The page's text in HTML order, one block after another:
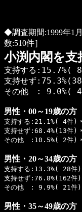
◆調査期間:1999年1
数:510件］
小渕内閣を支
支持する:15.7%(
支持せず
その他 : 9.0%(
男性・00～19歳の方
支持する:21.1%( 4件)
支持せず:68.4%(13件)
その他 :10.5%( 2件)
男性・20～34歳の方
支持する:13.3%( 28件)
支持せず:76.8%(162件)
その他 : 9.9%( 21件)
男性・35～49歳の方